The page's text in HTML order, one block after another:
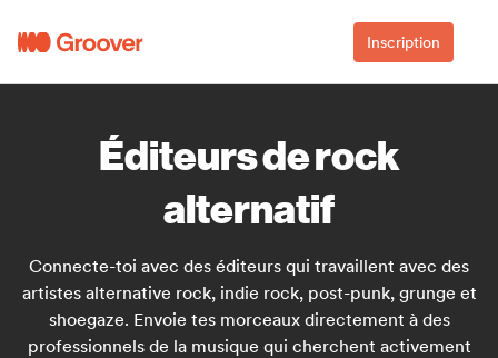
Inscription
Éditeurs de rock
alternatif
Connecte-toi avec des éditeurs qui travaillent avec des
artistes alternative rock, indie rock, post-punk, grunge et
shoegaze. Envoie tes morceaux directement à des
professionnels de la musique qui cherchent activement